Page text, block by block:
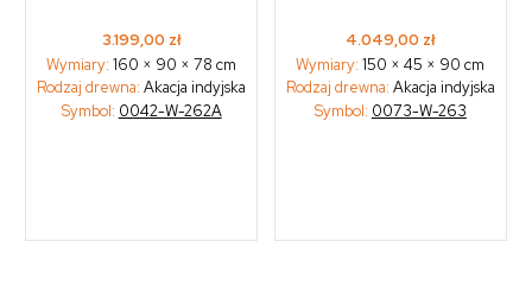
3.199,00 zł
Wymiary:160 × 90 × 78 cm
Rodzaj drewna: Akacja indyjska
Symbol: 0042-W-262A
4.049,00 zł
Wymiary:150 × 45 × 90 cm
Rodzaj drewna: Akacja indyjska
Symbol: 0073-W-263